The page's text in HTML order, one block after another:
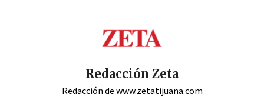
Redacción Zeta
Redacción de www.zetatijuana.com